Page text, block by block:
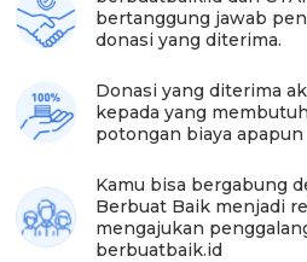
bertanggung jawab
donasi yang diterima.
Donasi yang diterima
kepada yang
potongan biaya apapun
Kamu bisa bergabung
Berbuat Baik menjadi
mengajukan
berbuatbaik.id